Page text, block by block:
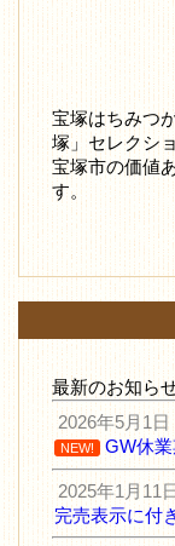
宝塚はちみつ
塚」セレクシ
宝塚市の価値
す。
最新のお知ら
2026年5月1日
NEW! GW休
2025年1月11
完売表示に付